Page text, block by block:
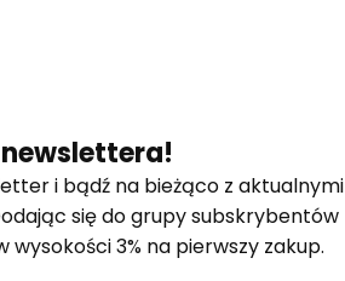
newslettera!
i bądź na bieżąco z aktualnymi
się do grupy subskrybentów
3% na pierwszy zakup.